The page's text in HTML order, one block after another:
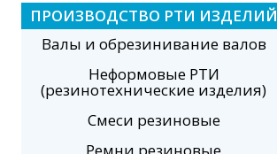
ПРОИЗВОДСТВО РТИ ИЗДЕЛИЙ
Валы и обрезинивание валов
Неформовые РТИ
(резинотехнические изделия)
Смеси резиновые